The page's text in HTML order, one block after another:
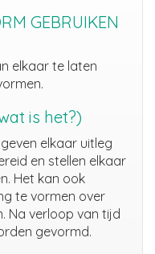
GEBRUIKEN
elkaar te laten
is het?)
elkaar uitleg
en stellen elkaar
Het kan ook
te vormen over
Na verloop van tijd
gevormd.